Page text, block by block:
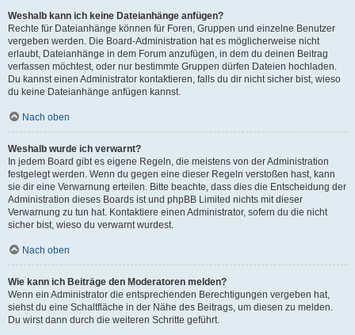
Weshalb kann ich keine Dateianhänge anfügen?
Rechte für Dateianhänge können für Foren, Gruppen und einzelne Benutzer
vergeben werden. Die Board-Administration hat es möglicherweise nicht
erlaubt, Dateianhänge in dem Forum anzufügen, in dem du deinen Beitrag
verfassen möchtest, oder nur bestimmte Gruppen dürfen Dateien hochladen.
Du kannst einen Administrator kontaktieren, falls du dir nicht sicher bist, wieso
du keine Dateianhänge anfügen kannst.
Nach oben
Weshalb wurde ich verwarnt?
In jedem Board gibt es eigene Regeln, die meistens von der Administration
festgelegt werden. Wenn du gegen eine dieser Regeln verstoßen hast, kann
sie dir eine Verwarnung erteilen. Bitte beachte, dass dies die Entscheidung der
Administration dieses Boards ist und phpBB Limited nichts mit dieser
Verwarnung zu tun hat. Kontaktiere einen Administrator, sofern du die nicht
sicher bist, wieso du verwarnt wurdest.
Nach oben
Wie kann ich Beiträge den Moderatoren melden?
Wenn ein Administrator die entsprechenden Berechtigungen vergeben hat,
siehst du eine Schaltfläche in der Nähe des Beitrags, um diesen zu melden.
Du wirst dann durch die weiteren Schritte geführt.